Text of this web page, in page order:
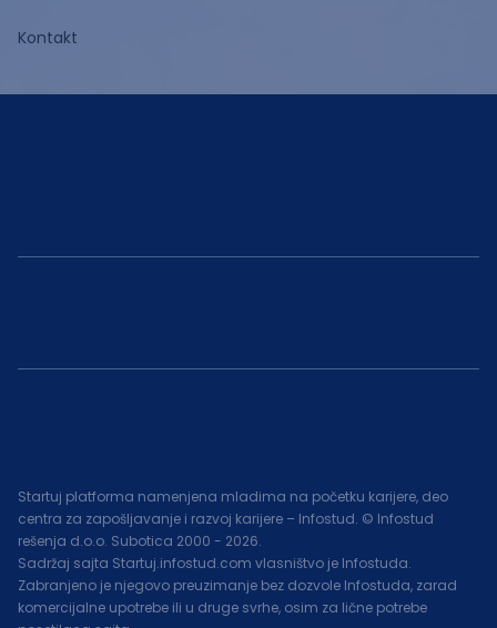
Kontakt
Startuj platforma namenjena mladima na početku karijere, deo
centra za zapošljavanje i razvoj karijere – Infostud. © Infostud
rešenja d.o.o. Subotica 2000 - 2026.
Sadržaj sajta Startuj.infostud.com vlasništvo je Infostuda.
Zabranjeno je njegovo preuzimanje bez dozvole Infostuda, zarad
komercijalne upotrebe ili u druge svrhe, osim za lične potrebe